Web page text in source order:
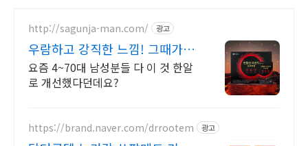
http://sagunja-man.com/ 광고
우람하고 강직한 느낌! 그때가서
관리? X 지금관리
요즘 4~70대 남성분들 다 이 것 한알
로 개선했다던데요?
https://brand.naver.com/drrootem 광고